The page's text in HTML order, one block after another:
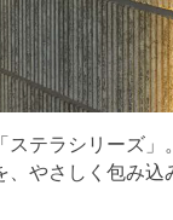
テラシリーズ」。
やさしく包み込